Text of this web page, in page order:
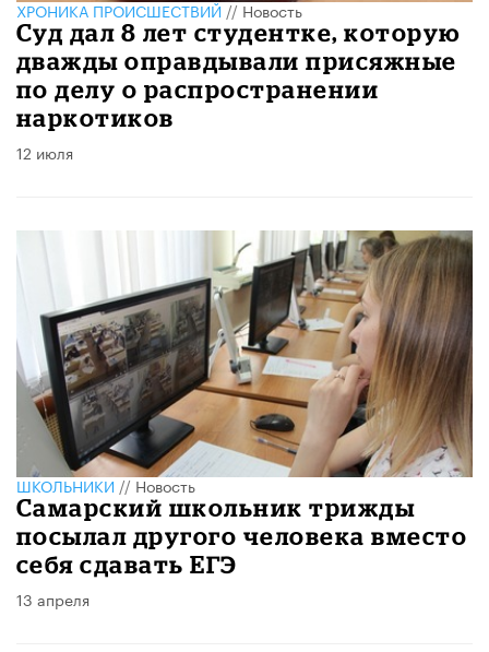
ХРОНИКА ПРОИСШЕСТВИЙ//Новость
Суд дал 8 лет студентке, которую
дважды оправдывали присяжные
по делу о распространении
наркотиков
12 июля
ШКОЛЬНИКИ//Новость
Самарский школьник трижды
посылал другого человека вместо
себя сдавать ЕГЭ
13 апреля